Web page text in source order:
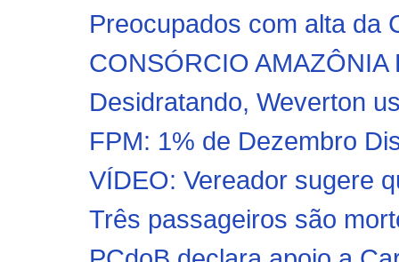
Preocupados com alta da
CONSÓRCIO
Desidratando, Weverton
FPM: 1% de Dezembro
VÍDEO: Vereador sugere
Três passageiros são